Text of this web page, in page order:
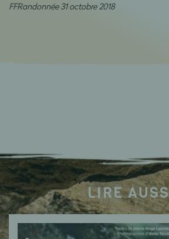
FFRandonnée 31 octobre 2018
LIRE